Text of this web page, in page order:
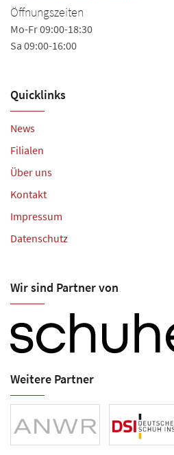
Öffnungszeiten
Mo-Fr 09:00-18:30
Sa 09:00-16:00
Quicklinks
News
Filialen
Über uns
Kontakt
Impressum
Datenschutz
Wir sind Partner von
Weitere Partner